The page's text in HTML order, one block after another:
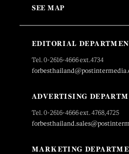
SEE MAP
EDITORIAL
Tel. 0-2616-4666 ext.4734
ADVERTISING
Tel. 0-2616-4666 ext. 4768,4725
MARKETING